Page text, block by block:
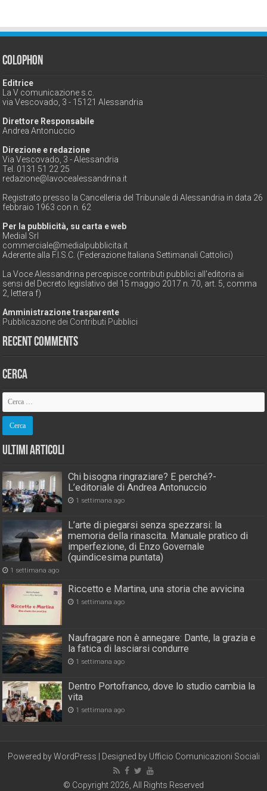
Colophon
Editrice
La V comunicazione s.c.
via Vescovado, 3 - 15121 Alessandria
Direttore Responsabile
Andrea Antonuccio
Direzione e redazione
Via Vescovado, 3 - Alessandria
Tel. 0131 51 22 25
redazione@lavocealessandrina.it
Registrato presso la Cancelleria del Tribunale di Alessandria in data 26
febbraio 1963 con n. 62
Per la pubblicità, su carta e web
Medial Srl
commerciale@medialpubblicita.it
Aderente alla F.I.S.C. (Federazione Italiana Settimanali Cattolici)
La Voce Alessandrina percepisce contributi pubblici all'editoria ai
sensi del Decreto legislativo del 15 maggio 2017 n. 70, art. 5, comma
2, lettera f)
Amministrazione trasparente
Pubblicazione dei Contributi Pubblici
Recent Comments
Cerca
Ultimi Articoli
Chi bisogna ringraziare? E perché?-
L’editoriale di Andrea Antonuccio
1 settimana ago
L’arte di piegarsi senza spezzarsi: la
memoria della rinascita. Manuale pratico di
imperfezione, di Enzo Governale
(quindicesima puntata)
1 settimana ago
Riccetto e Martina, una storia che avvicina
1 settimana ago
Naufragare non è annegare: Dante, la grazia e
la fatica di lasciarsi condurre
1 settimana ago
Dentro Portofranco, dove lo studio cambia la
vita
1 settimana ago
Powered byWordPress | Designed by Ufficio Comunicazioni Sociali
© Copyright 2026, All Rights Reserved